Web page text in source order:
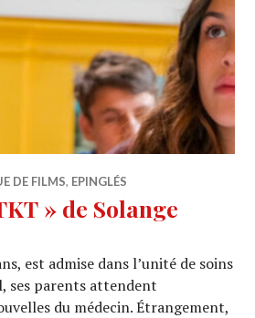
DE FILMS, EPINGLÉS
» de Solange
est admise dans l’unité de soins
ses parents attendent
du médecin. Étrangement,